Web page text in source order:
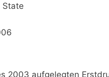
State
2003 aufgelegten